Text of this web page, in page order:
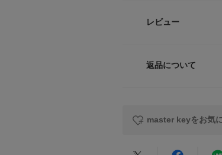
の確認が可能です。
レビュー
返品について
master keyをお気